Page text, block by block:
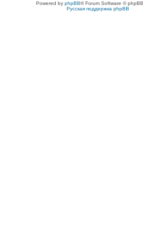
Powered by phpBB® Forum Software ©
Русская поддержка phpBB